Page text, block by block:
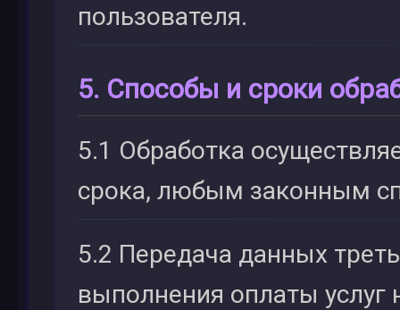
пользователя.
5. Способы и сроки
5.1 Обработка
срока, любым законным
5.2 Передача данных
выполнения оплаты услуг